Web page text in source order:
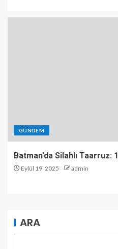
GÜNDEM
Batman’da Silahlı Taarruz:
Eylül 19, 2025 admin
ARA